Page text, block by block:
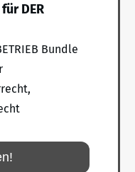
DER
Bundle